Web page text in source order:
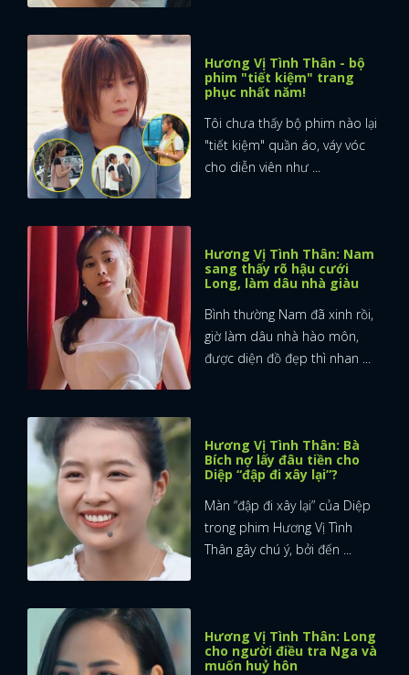
Hương Vị Tình Thân - bộ
phim "tiết kiệm" trang
phục nhất năm!
Tôi chưa thấy bộ phim nào lại
"tiết kiệm" quần áo, váy vóc
cho diễn viên như ...
Hương Vị Tình Thân: Nam
sang thấy rõ hậu cưới
Long, làm dâu nhà giàu
Bình thường Nam đã xinh rồi,
giờ làm dâu nhà hào môn,
được diện đồ đẹp thì nhan ...
Hương Vị Tình Thân: Bà
Bích nợ lấy đâu tiền cho
Diệp “đập đi xây lại”?
Màn “đập đi xây lại” của Diệp
trong phim Hương Vị Tình
Thân gây chú ý, bởi đến ...
Hương Vị Tình Thân: Long
cho người điều tra Nga và
muốn huỷ hôn